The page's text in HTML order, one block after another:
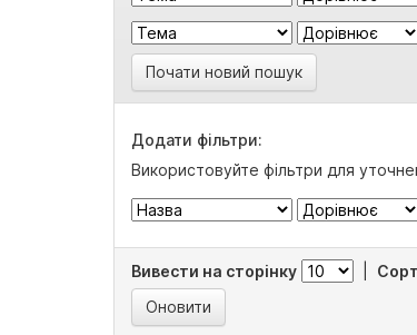
Почати новий пошук
Додати фільтри:
Використовуйте фільтри для
Вивести на сторінку